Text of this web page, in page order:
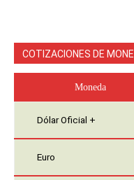
COTIZACIONES DE
Moneda
Dólar Oficial +
Euro